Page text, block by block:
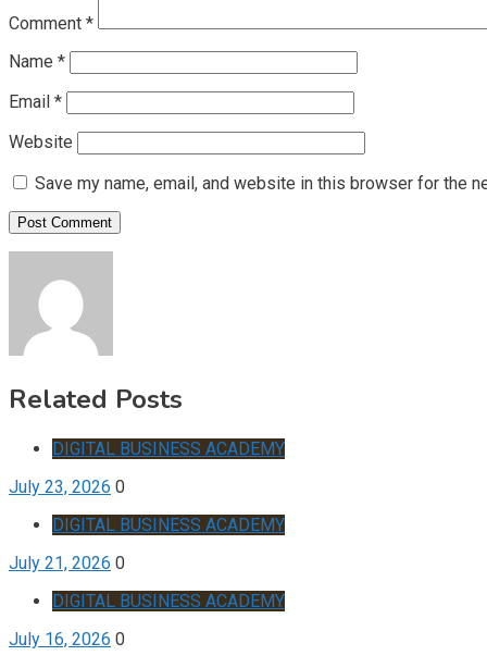
Comment *
Name *
Email *
Website
Save my name, email, and website in this browser for the
Related Posts
DIGITAL BUSINESS ACADEMY
July 23, 2026 0
DIGITAL BUSINESS ACADEMY
July 21, 2026 0
DIGITAL BUSINESS ACADEMY
July 16, 2026 0